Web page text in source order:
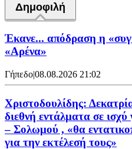
Δημοφιλή
Έκανε... απόδραση η
«Αρένα»
Γήπεδο|08.08.2026 21:02
Χριστοδουλίδης:
διεθνή εντάλματα σε ισχύ
– Σολωμού , «θα
για την εκτέλεσή τους»